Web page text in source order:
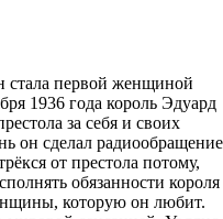
стала первой женщиной
1936 года король Эдуард
за себя и своих
он сделал радиообращение
от престола потому,
обязанности короля
которую он любит.